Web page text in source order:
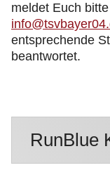
meldet Euch
entsprechende
beantwortet.
RunBlue